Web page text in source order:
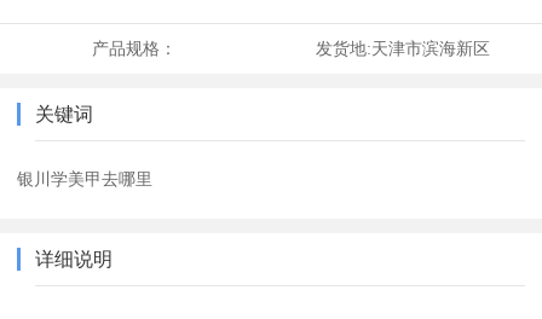
产品规格： 发货地:天津市滨海新区
关键词
银川学美甲去哪里
详细说明